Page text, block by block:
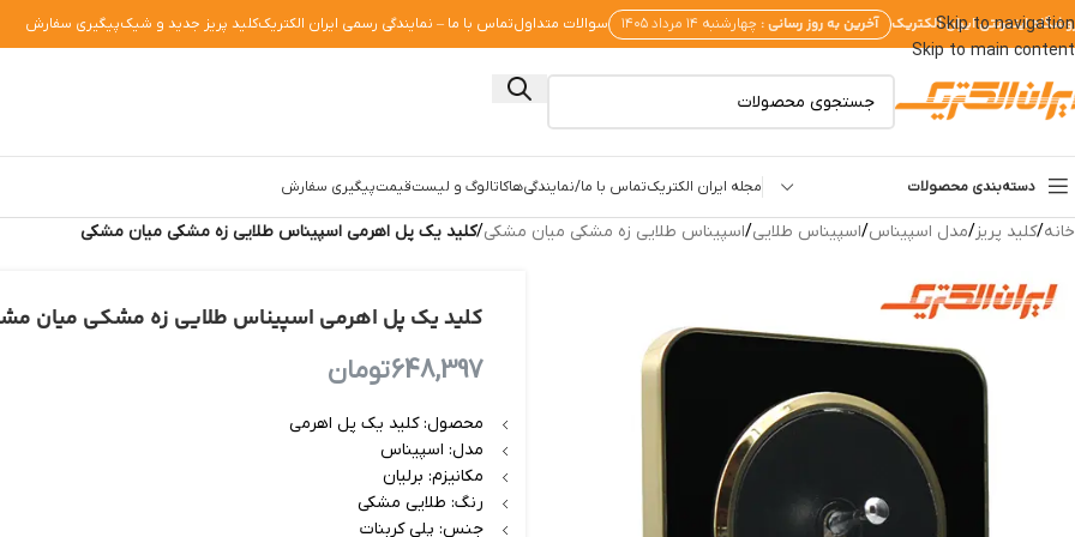
Skip to navigation
Skip to main content
اینترنتی ایران الکتریک آخرین به روز رسانی : چهارشنبه ۱۴ مرداد ۱۴۰۵ سوالات متداولتماس با ما – نمایندگی رسمی ایران الکتریککلید پریز جدید و شیکپیگیری سفارش
دسته‌بندی محصولات مجله ایران الکتریکتماس با ما/نمایندگی‌هاکاتالوگ و لیست‌قیمتپیگیری سفارش
خانه/کلید پریز/مدل اسپیناس/اسپیناس طلایی/اسپیناس طلایی زه مشکی میان مشکی/کلید یک پل اهرمی اسپیناس طلایی زه مشکی میان مشکی
کلید یک پل اهرمی اسپیناس طلایی زه مشکی میان
648,397تومان
محصول: کلید یک پل اهرمی
مدل: اسپیناس
مکانیزم: برلیان
رنگ: طلایی مشکی
جنس: پلی کربنات